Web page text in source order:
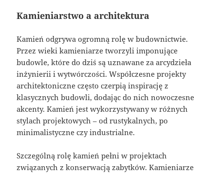
Kamieniarstwo a architektura
Kamień odgrywa ogromną rolę w budownictwie.
Przez wieki kamieniarze tworzyli imponujące
budowle, które do dziś są uznawane za arcydzieła
inżynierii i wytwórczości. Współczesne projekty
architektoniczne często czerpią inspirację z
klasycznych budowli, dodając do nich nowoczesne
akcenty. Kamień jest wykorzystywany w różnych
stylach projektowych – od rustykalnych, po
minimalistyczne czy industrialne.
Szczególną rolę kamień pełni w projektach
związanych z konserwacją zabytków. Kamieniarze